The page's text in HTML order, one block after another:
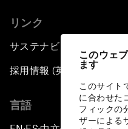
このウェ
ます
このサイト
に合わせた
フィックの
ザーによる
リンク
サステナビリティへの取り
採用情報 (英語のみ)
言語